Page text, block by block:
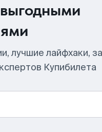
лучшие лайфхаки,
Купибилета